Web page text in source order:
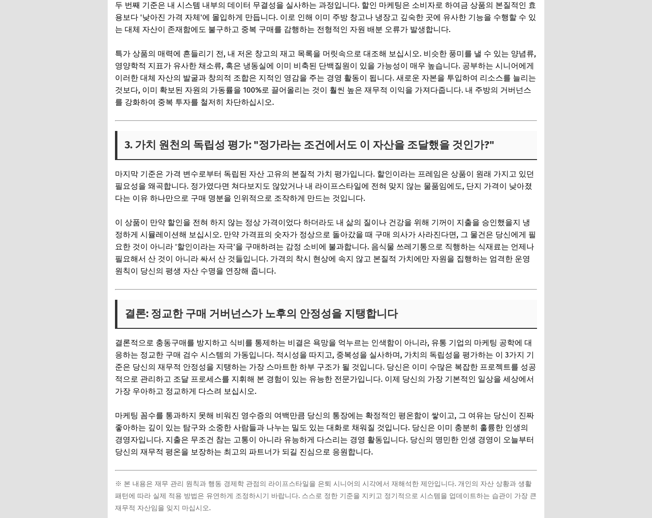
두 번째 기준은 내 시스템 내부의 데이터 무결성을 실사하는 과정입니다. 할인 마케팅은 소비자로 하여금 상품의 본질적인 효
용보다 '낮아진 가격 자체'에 몰입하게 만듭니다. 이로 인해 이미 주방 창고나 냉장고 깊숙한 곳에 유사한 기능을 수행할 수 있
는 대체 자산이 존재함에도 불구하고 중복 구매를 감행하는 전형적인 자원 배분 오류가 발생합니다.
특가 상품의 매력에 흔들리기 전, 내 저온 창고의 재고 목록을 머릿속으로 대조해 보십시오. 비슷한 풍미를 낼 수 있는 양념류,
영양학적 지표가 유사한 채소류, 혹은 냉동실에 이미 비축된 단백질원이 있을 가능성이 매우 높습니다. 공부하는 시니어에게
이러한 대체 자산의 발굴과 창의적 조합은 지적인 영감을 주는 경영 활동이 됩니다. 새로운 자본을 투입하여 리소스를 늘리는
것보다, 이미 확보된 자원의 가동률을 100%로 끌어올리는 것이 훨씬 높은 재무적 이익을 가져다줍니다. 내 주방의 거버넌스
를 강화하여 중복 투자를 철저히 차단하십시오.
3. 가치 원천의 독립성 평가: "정가라는 조건에서도 이 자산을 조달했을 것인가?"
마지막 기준은 가격 변수로부터 독립된 자산 고유의 본질적 가치 평가입니다. 할인이라는 프레임은 상품이 원래 가지고 있던
필요성을 왜곡합니다. 정가였다면 쳐다보지도 않았거나 내 라이프스타일에 전혀 맞지 않는 물품임에도, 단지 가격이 낮아졌
다는 이유 하나만으로 구매 명분을 인위적으로 조작하게 만드는 것입니다.
이 상품이 만약 할인을 전혀 하지 않는 정상 가격이었다 하더라도 내 삶의 질이나 건강을 위해 기꺼이 지출을 승인했을지 냉
정하게 시뮬레이션해 보십시오. 만약 가격표의 숫자가 정상으로 돌아갔을 때 구매 의사가 사라진다면, 그 물건은 당신에게 필
요한 것이 아니라 '할인이라는 자극'을 구매하려는 감정 소비에 불과합니다. 음식물 쓰레기통으로 직행하는 식재료는 언제나
필요해서 산 것이 아니라 싸서 산 것들입니다. 가격의 착시 현상에 속지 않고 본질적 가치에만 자원을 집행하는 엄격한 운영
원칙이 당신의 평생 자산 수명을 연장해 줍니다.
결론: 정교한 구매 거버넌스가 노후의 안정성을 지탱합니다
결론적으로 충동구매를 방지하고 식비를 통제하는 비결은 욕망을 억누르는 인색함이 아니라, 유통 기업의 마케팅 공학에 대
응하는 정교한 구매 검수 시스템의 가동입니다. 적시성을 따지고, 중복성을 실사하며, 가치의 독립성을 평가하는 이 3가지 기
준은 당신의 재무적 안정성을 지탱하는 가장 스마트한 하부 구조가 될 것입니다. 당신은 이미 수많은 복잡한 프로젝트를 성공
적으로 관리하고 조달 프로세스를 지휘해 본 경험이 있는 유능한 전문가입니다. 이제 당신의 가장 기본적인 일상을 세상에서
가장 우아하고 정교하게 다스려 보십시오.
마케팅 꼼수를 통과하지 못해 비워진 영수증의 여백만큼 당신의 통장에는 확정적인 평온함이 쌓이고, 그 여유는 당신이 진짜
좋아하는 깊이 있는 탐구와 소중한 사람들과 나누는 밀도 있는 대화로 채워질 것입니다. 당신은 이미 충분히 훌륭한 인생의
경영자입니다. 지출은 무조건 참는 고통이 아니라 유능하게 다스리는 경영 활동입니다. 당신의 명민한 인생 경영이 오늘부터
당신의 재무적 평온을 보장하는 최고의 파트너가 되길 진심으로 응원합니다.
※ 본 내용은 재무 관리 원칙과 행동 경제학 관점의 라이프스타일을 은퇴 시니어의 시각에서 재해석한 제안입니다. 개인의 자산 상황과 생활
패턴에 따라 실제 적용 방법은 유연하게 조정하시기 바랍니다. 스스로 정한 기준을 지키고 정기적으로 시스템을 업데이트하는 습관이 가장 큰
재무적 자산임을 잊지 마십시오.